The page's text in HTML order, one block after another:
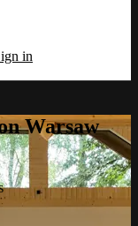
in
Warsaw